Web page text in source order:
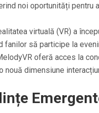
noi oportunități pentru
virtuală (VR) a
fanilor să participe la
oferă acces la
nouă dimensiune